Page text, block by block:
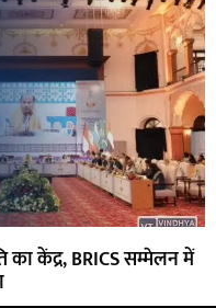
का केंद्र, BRICS सम्मेलन में